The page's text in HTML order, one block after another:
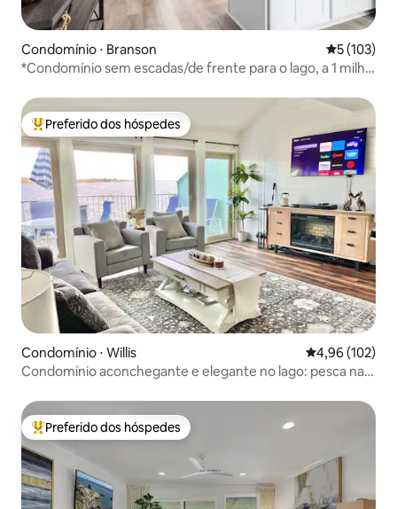
Condomínio ⋅ Branson 5 de uma
5 (103)
*Condomínio sem escadas/de frente para o lago, a 1 milha
Entre os melhores preferidos dos hóspedes
Preferido dos hóspedes
Condomínio ⋅ Willis 4,96 de uma
4,96 (102)
Condomínio aconchegante e elegante no lago: pesca na
Entre os melhores preferidos dos hóspedes
Preferido dos hóspedes